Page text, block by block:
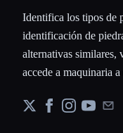
Identifica los tipos de
identificación de
alternativas similares,
accede a maquinaria